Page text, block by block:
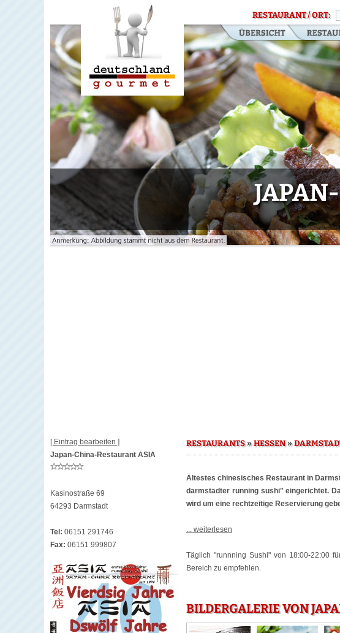
RESTAURANT / ORT:
[ Eintrag bearbeiten ]
Japan-China-Restaurant ASIA
Kasinostraße 69
64293 Darmstadt
Tel: 06151 291746
Fax: 06151 999807
RESTAURANTS»HESSEN»
Ältestes chinesisches Restaurant in
darmstädter running sushi" eingerichtet.
wird um eine rechtzeitige Reservierung
... weiterlesen
Täglich "runnning Sushi" von 18:00-22:00
Bereich zu empfehlen.
BILDERGALERIE VON